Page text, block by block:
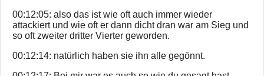
00:12:05: also das ist wie oft auch immer wieder
attackiert und wie oft er dann dicht dran war am Sieg und
so oft zweiter dritter Vierter geworden.
00:12:14: natürlich haben sie ihn alle gegönnt.